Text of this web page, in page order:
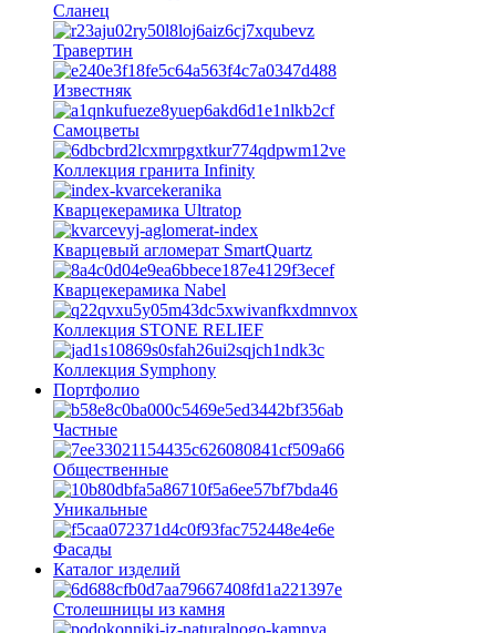
Сланец
Травертин
Известняк
Самоцветы
Коллекция гранита Infinity
Кварцекерамика Ultratop
Кварцевый агломерат SmartQuartz
Кварцекерамика Nabel
Коллекция STONE RELIEF
Коллекция Symphony
Портфолио
Частные
Общественные
Уникальные
Фасады
Каталог изделий
Столешницы из камня